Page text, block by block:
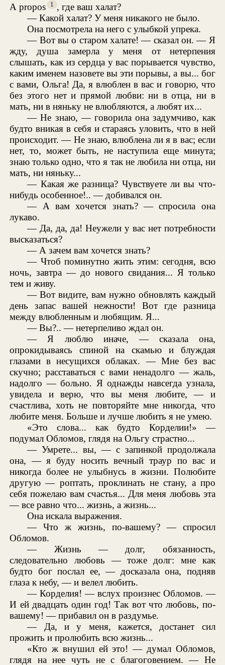
А propos
1 , где ваш халат?
— Какой халат? У меня никакого не было.
Она посмотрела на него с улыбкой упрека.
— Вот вы о старом халате! — сказал он. — Я
жду, душа замерла у меня от нетерпения
слышать, как из сердца у вас порывается чувство,
каким именем назовете вы эти порывы, а вы... бог
с вами, Ольга! Да, я влюблен в вас и говорю, что
без этого нет и прямой любви: ни в отца, ни в
мать, ни в няньку не влюбляются, а любят их...
— Не знаю, — говорила она задумчиво, как
будто вникая в себя и стараясь уловить, что в ней
происходит. — Не знаю, влюблена ли я в вас; если
нет, то, может быть, не наступила еще минута;
знаю только одно, что я так не любила ни отца, ни
мать, ни няньку...
— Какая же разница? Чувствуете ли вы что-
нибудь особенное!.. — добивался он.
— А вам хочется знать? — спросила она
лукаво.
— Да, да, да! Неужели у вас нет потребности
высказаться?
— А зачем вам хочется знать?
— Чтоб поминутно жить этим: сегодня, всю
ночь, завтра — до нового свидания... Я только
тем и живу.
— Вот видите, вам нужно обновлять каждый
день запас вашей нежности! Вот где разница
между влюбленным и любящим. Я...
— Вы?.. — нетерпеливо ждал он.
— Я люблю иначе, — сказала она,
опрокидываясь спиной на скамью и блуждая
глазами в несущихся облаках. — Мне без вас
скучно; расставаться с вами ненадолго — жаль,
надолго — больно. Я однажды навсегда узнала,
увидела и верю, что вы меня любите, — и
счастлива, хоть не повторяйте мне никогда, что
любите меня. Больше и лучше любить я не умею.
«Это слова... как будто Корделии!» —
подумал Обломов, глядя на Ольгу страстно...
— Умрете... вы, — с запинкой продолжала
она, — я буду носить вечный траур по вас и
никогда более не улыбнусь в жизни. Полюбите
другую — роптать, проклинать не стану, а про
себя пожелаю вам счастья... Для меня любовь эта
— все равно что... жизнь, а жизнь...
Она искала выражения.
— Что ж жизнь, по-вашему? — спросил
Обломов.
— Жизнь — долг, обязанность,
следовательно любовь — тоже долг: мне как
будто бог послал ее, — досказала она, подняв
глаза к небу, — и велел любить.
— Корделия! — вслух произнес Обломов. —
И ей двадцать один год! Так вот что любовь, по-
вашему! — прибавил он в раздумье.
— Да, и у меня, кажется, достанет сил
прожить и пролюбить всю жизнь...
«Кто ж внушил ей это! — думал Обломов,
глядя на нее чуть не с благоговением. — Не